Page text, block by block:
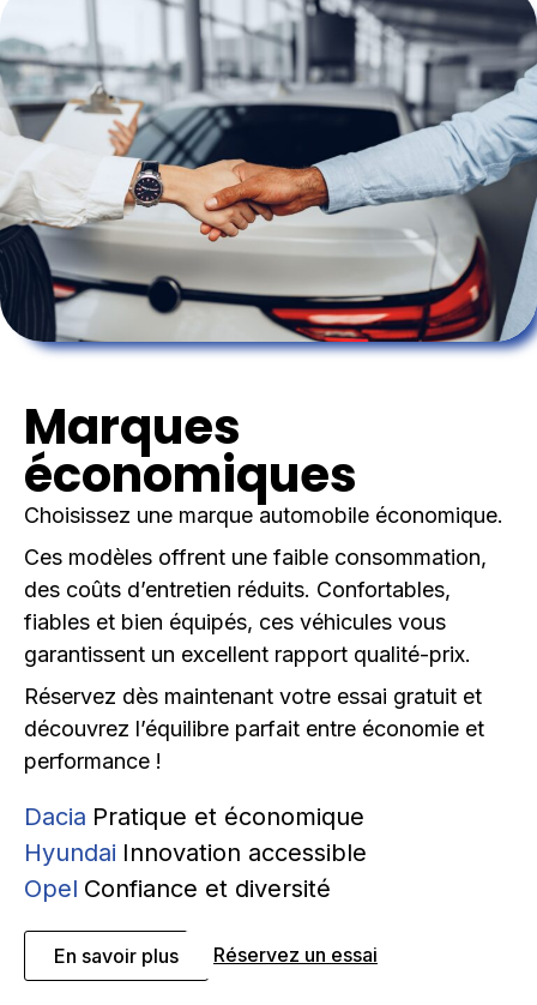
Marques
économiques
Choisissez une marque automobile économique.
Ces modèles offrent une faible consommation,
des coûts d’entretien réduits. Confortables,
fiables et bien équipés, ces véhicules vous
garantissent un excellent rapport qualité-prix.
Réservez dès maintenant votre essai gratuit et
découvrez l’équilibre parfait entre économie et
performance !
Dacia Pratique et économique
Hyundai Innovation accessible
Opel Confiance et diversité
En savoir plus Réservez un essai